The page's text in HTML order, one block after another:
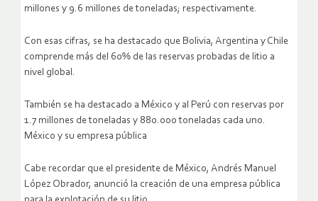
millones y 9.6 millones de toneladas; respectivamente.
Con esas cifras, se ha destacado que Bolivia, Argentina y Chile
comprende más del 60% de las reservas probadas de litio a
nivel global.
También se ha destacado a México y al Perú con reservas por
1.7 millones de toneladas y 880.000 toneladas cada uno.
México y su empresa pública
Cabe recordar que el presidente de México, Andrés Manuel
López Obrador, anunció la creación de una empresa pública